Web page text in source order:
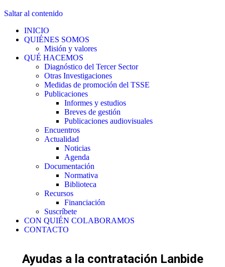
Saltar al contenido
INICIO
QUIÉNES SOMOS
Misión y valores
QUÉ HACEMOS
Diagnóstico del Tercer Sector
Otras Investigaciones
Medidas de promoción del TSSE
Publicaciones
Informes y estudios
Breves de gestión
Publicaciones audiovisuales
Encuentros
Actualidad
Noticias
Agenda
Documentación
Normativa
Biblioteca
Recursos
Financiación
Suscríbete
CON QUIÉN COLABORAMOS
CONTACTO
Ayudas a la contratación Lanbide